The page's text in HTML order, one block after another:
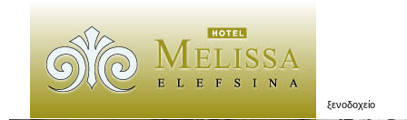
ξενοδοχείο